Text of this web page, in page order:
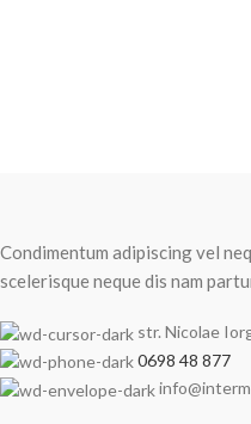
Condimentum adipiscing vel
scelerisque neque dis nam
str. Nicolae
0698 48 877